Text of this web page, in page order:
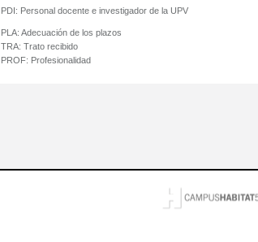
PDI: Personal docente e investigador de la UPV
PLA: Adecuación de los plazos
TRA: Trato recibido
PROF: Profesionalidad